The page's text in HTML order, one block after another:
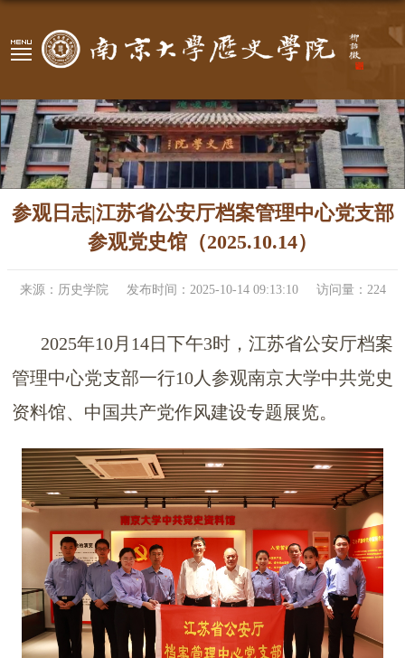
参观日志|江苏省公安厅档案管理中心党支部
参观党史馆（2025.10.14）
来源：历史学院 发布时间：2025-10-14 09:13:10 访问量： 224
2025年10月14日下午3时，江苏省公安厅档案
管理中心党支部一行10人参观南京大学中共党史
资料馆、中国共产党作风建设专题展览。